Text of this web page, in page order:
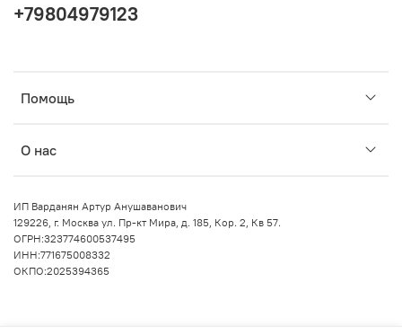
Помощь
О нас
+79804979123
ИП Варданян Артур Анушаванович
129226, г. Москва ул. Пр-кт Мира, д. 185, Кор. 2, Кв 57.
ОГРН:323774600537495
ИНН:771675008332
ОКПО:2025394365